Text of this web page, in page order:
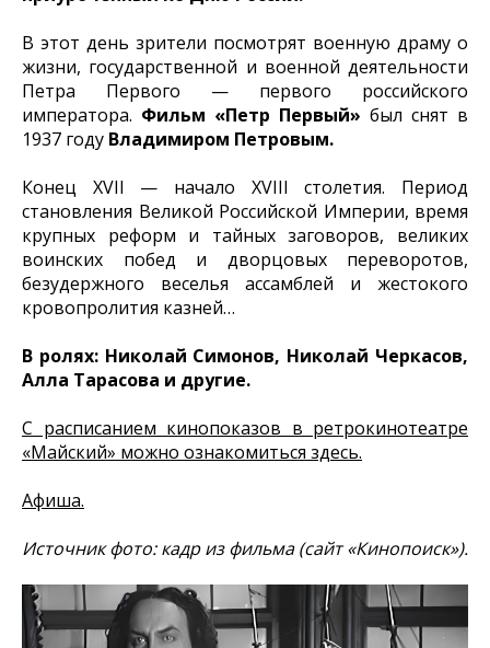
В этот день зрители посмотрят военную драму о
жизни, государственной и военной деятельности
Петра Первого — первого российского
императора. Фильм «Петр Первый» был снят в
1937 году Владимиром Петровым.
Конец XVII — начало XVIII столетия. Период
становления Великой Российской Империи, время
крупных реформ и тайных заговоров, великих
воинских побед и дворцовых переворотов,
безудержного веселья ассамблей и жестокого
кровопролития казней…
В ролях: Николай Симонов, Николай Черкасов,
Алла Тарасова и другие.
С расписанием кинопоказов в ретрокинотеатре
«Майский» можно ознакомиться здесь.
Афиша.
Источник фото: кадр из фильма (сайт «Кинопоиск»).